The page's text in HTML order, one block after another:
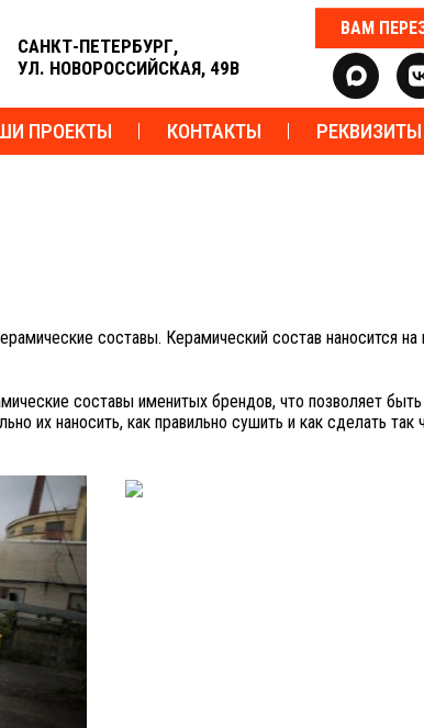
САНКТ-ПЕТЕРБУРГ,
УЛ. НОВОРОССИЙСКАЯ, 49В
ВАМ
ПРОЕКТЫ КОНТАКТЫ РЕКВИЗИТЫ
составы. Керамический состав наносится на
составы именитых брендов, что позволяет
их наносить, как правильно сушить и как сделать так